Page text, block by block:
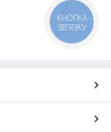
КНОПКА
ЗВ'ЯЗКУ